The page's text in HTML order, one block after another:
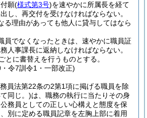
願(様式第3号)を速やかに所属長を経て
し、再交付を受けなければならない。
る理由があっても他人に貸与してはなら
員でなくなったときは、速やかに職員証
人事課長に返納しなければならない。
とに書替えを行うものとする。
令7訓令1・一部改正)
員法第22条の2第1項に掲げる職員を除
同じ。)は、職務の執行に当たりその身
務員としての正しい心構えと態度を保
別に定める職員記章を左胸上部に着用